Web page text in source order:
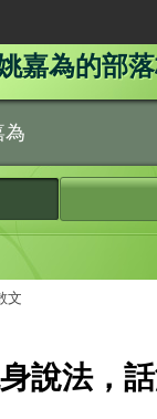
嘉為的部
為
文
說法，